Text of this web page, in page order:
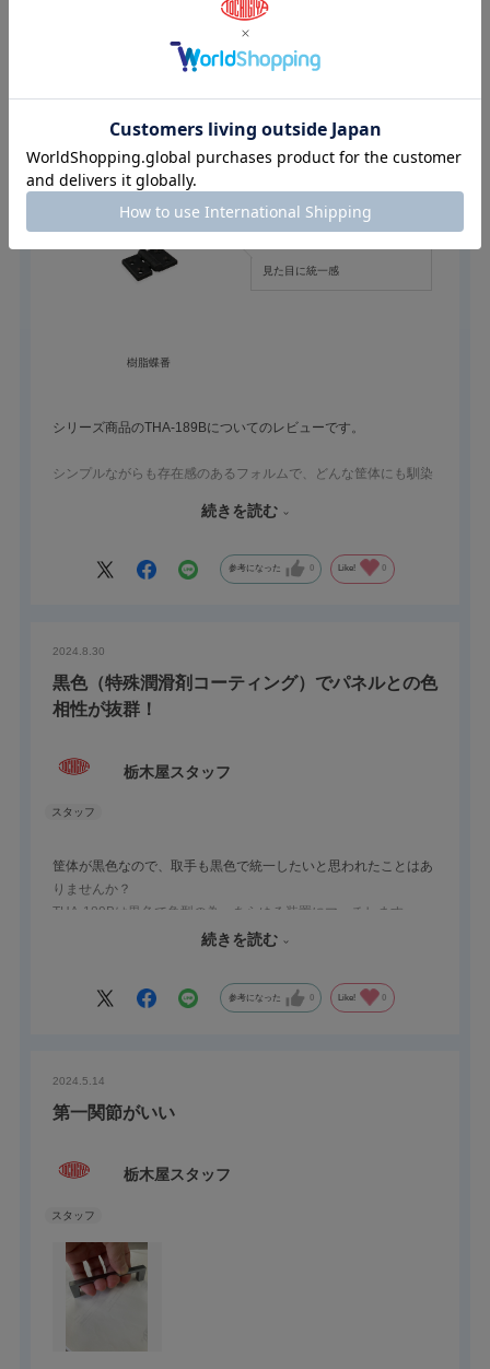
スタッフがおすすめする合わせ買い
樹脂蝶番
見た目に統一感
シリーズ商品のTHA-189Bについてのレビューです。
シンプルながらも存在感のあるフォルムで、どんな筐体にも馴染
指をかけやすい形状で操作性が高く、取り付け後の見た目もすっ
特にTHA-189Bは黒色の樹脂蝶番を合わせることで、取手とのカ
ラー統一が図れ、装置全体にまとまりが生まれます。「デザイン
続きを読む
参考になった 0 Like! 0
2024.8.30
黒色（特殊潤滑剤コーティング）でパネルとの色
相性が抜群！
栃木屋スタッフ
筐体が黒色なので、取手も黒色で統一したいと思われたことはあ
りませんか？
THA-189Bは黒色で角型の為、あらゆる装置にマッチします。
また、同形状でメッキ（CR）仕様のTHA-189とメッキ（CR梨
続きを読む
参考になった 0 Like! 0
2024.5.14
第一関節がいい
栃木屋スタッフ